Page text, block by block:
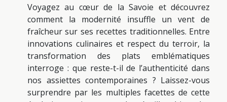
Voyagez au cœur de la Savoie et découvrez
comment la modernité insuffle un vent de
fraîcheur sur ses recettes traditionnelles. Entre
innovations culinaires et respect du terroir, la
transformation des plats emblématiques
interroge : que reste-t-il de l’authenticité dans
nos assiettes contemporaines ? Laissez-vous
surprendre par les multiples facettes de cette